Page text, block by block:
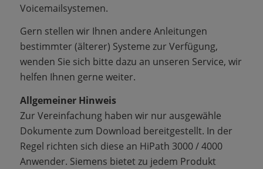
Voicemailsystemen.
Gern stellen wir Ihnen andere Anleitungen
bestimmter (älterer) Systeme zur Verfügung,
wenden Sie sich bitte dazu an unseren Service, wir
helfen Ihnen gerne weiter.
Allgemeiner Hinweis
Zur Vereinfachung haben wir nur ausgewähle
Dokumente zum Download bereitgestellt. In der
Regel richten sich diese an HiPath 3000 / 4000
Anwender. Siemens bietet zu jedem Produkt